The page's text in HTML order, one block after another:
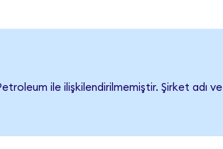
ile ilişkilendirilmemiştir. Şirket adı ve